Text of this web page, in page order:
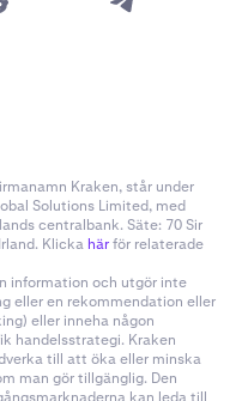
Kraken, står under
Solutions Limited, med
centralbank. Säte: 70 Sir
Klicka härför relaterade
information och utgör inte
eller en rekommendation eller
eller inneha någon
handelsstrategi. Kraken
till att öka eller minska
man gör tillgänglig. Den
kan leda till